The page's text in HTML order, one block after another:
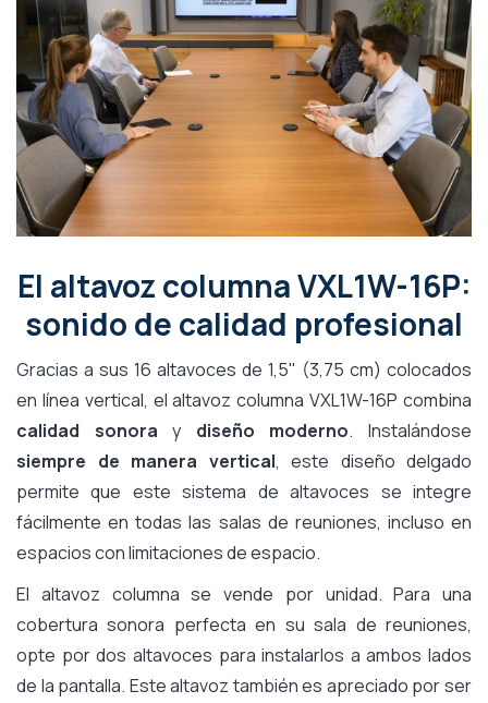
El altavoz columna VXL1W-16P:
sonido de calidad profesional
Gracias a sus 16 altavoces de 1,5" (3,75 cm) colocados
en línea vertical, el altavoz columna VXL1W-16P combina
calidad sonora y diseño moderno. Instalándose
siempre de manera vertical, este diseño delgado
permite que este sistema de altavoces se integre
fácilmente en todas las salas de reuniones, incluso en
espacios con limitaciones de espacio.
El altavoz columna se vende por unidad. Para una
cobertura sonora perfecta en su sala de reuniones,
opte por dos altavoces para instalarlos a ambos lados
de la pantalla. Este altavoz también es apreciado por ser